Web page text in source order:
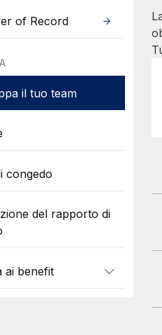
of Record
il tuo team
congedo
del rapporto di
ai benefit